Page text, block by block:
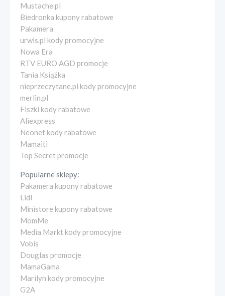
Mustache.pl
Biedronka kupony rabatowe
Pakamera
urwis.pl kody promocyjne
Nowa Era
RTV EURO AGD promocje
Tania Książka
nieprzeczytane.pl kody promocyjne
merlin.pl
Fiszki kody rabatowe
Aliexpress
Neonet kody rabatowe
Mamaiti
Top Secret promocje
Popularne sklepy:
Pakamera kupony rabatowe
Lidl
Ministore kupony rabatowe
MomMe
Media Markt kody promocyjne
Vobis
Douglas promocje
MamaGama
Marilyn kody promocyjne
G2A